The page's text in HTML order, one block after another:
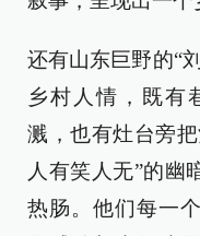
还有山东巨野的“
乡村人情，既有
溅，也有灶台旁
人有笑人无”的幽
热肠。他们每一